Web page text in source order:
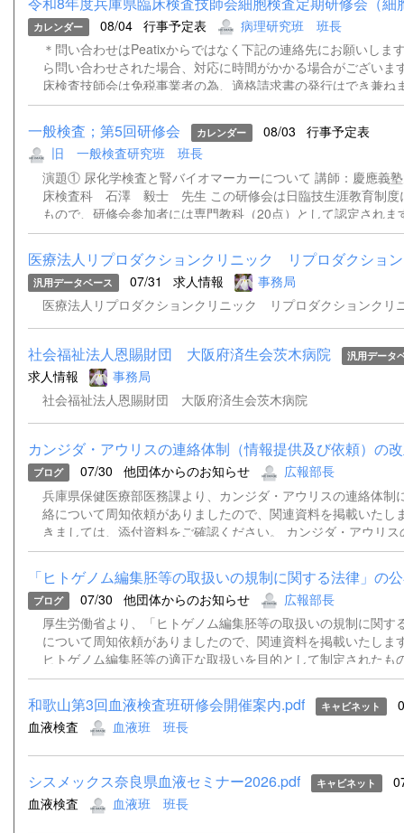
さい。 通知事務連絡（別記団体宛）.pdf 再生医療等の適切な
検について（依頼）.pdf
カレンダー 08/04 行事予定表
病理研究班 班長
＊問い合わせはPeatixからではなく下記の連絡先にお願いし
ら問い合わせされた場合、対応に時間がかかる場合がございま
床検査技師会は免税事業者の為、適格請求書の発行はでき兼
いただきますようお願い申し上げます。 ＊登録時にご記入い
ルアドレスあてに、資料（ある場合）および当日、Peatixより
能性があるため、ZOOMのウェビナー招致を送らせていただき
メールアドレスをご記入いただけない場合は、資料や招致メー
出来ません。当日の対応は出来かねますことをご了承ください。 連絡先
県臨床検査技師会病理・細胞研究班班長今川 奈央子Tel：
一般検査；第5回研修会 カレンダー 08/03
行事予定表
旧 一般検査研究班 班長
演題① 尿化学検査と腎バイオマーカーについて 講師：慶應義
床検査科 石澤 毅士 先生 この研修会は日臨技生涯教育制度
もので、研修会参加者には専門教科（20点）として認定され
込みはこちらから ＊チケット販売サイト『Peatix』を介して
はご遠慮ください。 【問合せ先】学術部 一般検査研究班
兵庫県立はりま姫路総合医療センター検査部 TEL 079-
nakasimaamag@gmail.com
医療法人リプロダクションクリニック リプロダクショ
汎用データベース 07/31 求人情報
事務局
医療法人リプロダクションクリニック リプロダクションクリ
社会福祉法人恩賜財団 大阪府済生会茨木病院 汎用データ
求人情報
事務局
社会福祉法人恩賜財団 大阪府済生会茨木病院
カンジダ・アウリスの連絡体制（情報提供及び依頼）の
ブログ 07/30 他団体からのお知らせ
広報部長
兵庫県保健医療部医務課より、カンジダ・アウリスの連絡体制
絡について周知依頼がありましたので、関連資料を掲載いたし
きましては、添付資料をご確認ください。 カンジダ・アウリ
正について.pdf
「ヒトゲノム編集胚等の取扱いの規制に関する法律」の
ブログ 07/30 他団体からのお知らせ
広報部長
厚生労働省より、「ヒトゲノム編集胚等の取扱いの規制に関す
について周知依頼がありましたので、関連資料を掲載いたしま
ヒトゲノム編集胚等の適正な取扱いを目的として制定されたも
定を除き令和9年7月24日から施行される予定です。 詳細につ
付資料をご確認ください。 事務連絡（別記団体宛て・ヒトゲ
扱規制法）.pdf 公布通知（ヒトゲノム編集胚等取扱規制法）
集胚等の取扱いの規制に関する法律（令和８年法律第70号）（
和歌山第3回血液検査班研修会開催案内.pdf キャビネット
血液検査
血液班 班長
シスメックス奈良県血液セミナー2026.pdf キャビネット
血液検査
血液班 班長